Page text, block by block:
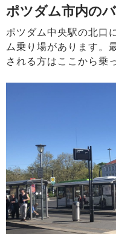
ポツダム市内の
ポツダム中央駅の北口
ム乗り場があります。
される方はここから乗